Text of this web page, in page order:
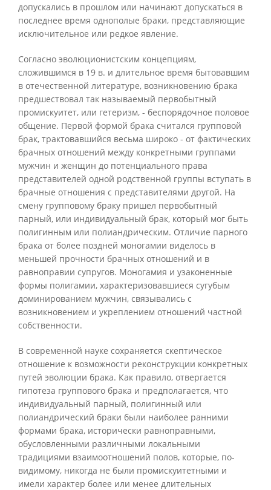
допускались в прошлом или начинают допускаться в
последнее время однополые браки, представляющие
исключительное или редкое явление.
Согласно эволюционистским концепциям,
сложившимся в 19 в. и длительное время бытовавшим
в отечественной литературе, возникновению брака
предшествовал так называемый первобытный
промискуитет, или гетеризм, - беспорядочное половое
общение. Первой формой брака считался групповой
брак, трактовавшийся весьма широко - от фактических
брачных отношений между конкретными группами
мужчин и женщин до потенциального права
представителей одной родственной группы вступать в
брачные отношения с представителями другой. На
смену групповому браку пришел первобытный
парный, или индивидуальный брак, который мог быть
полигинным или полиандрическим. Отличие парного
брака от более поздней моногамии виделось в
меньшей прочности брачных отношений и в
равноправии супругов. Моногамия и узаконенные
формы полигамии, характеризовавшиеся сугубым
доминированием мужчин, связывались с
возникновением и укреплением отношений частной
собственности.
В современной науке сохраняется скептическое
отношение к возможности реконструкции конкретных
путей эволюции брака. Как правило, отвергается
гипотеза группового брака и предполагается, что
индивидуальный парный, полигинный или
полиандрический браки были наиболее ранними
формами брака, исторически равноправными,
обусловленными различными локальными
традициями взаимоотношений полов, которые, по-
видимому, никогда не были промискуитетными и
имели характер более или менее длительных